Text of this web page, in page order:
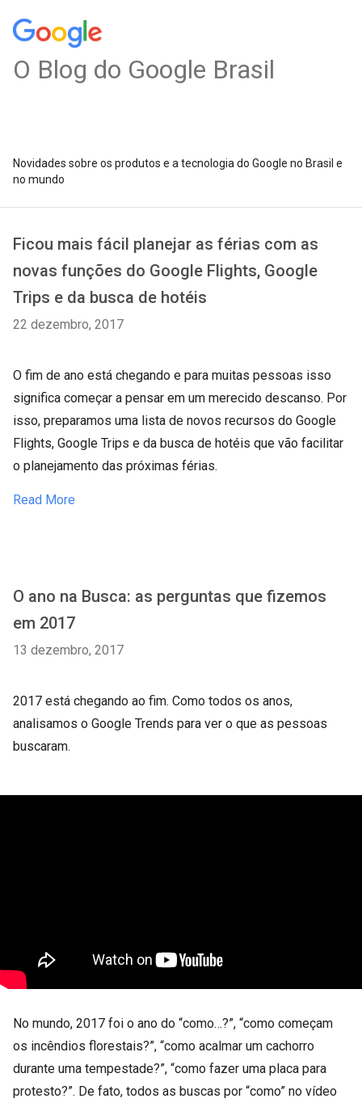
O Blog do Google Brasil
Novidades sobre os produtos e a tecnologia do Google no Brasil e
no mundo
Ficou mais fácil planejar as férias com as
novas funções do Google Flights, Google
Trips e da busca de hotéis
22 dezembro, 2017
O fim de ano está chegando e para muitas pessoas isso
significa começar a pensar em um merecido descanso. Por
isso, preparamos uma lista de novos recursos do Google
Flights, Google Trips e da busca de hotéis que vão facilitar
o planejamento das próximas férias.
Read More
O ano na Busca: as perguntas que fizemos
em 2017
13 dezembro, 2017
2017 está chegando ao fim. Como todos os anos,
analisamos o Google Trends para ver o que as pessoas
buscaram.
No mundo, 2017 foi o ano do “como…?”, “como começam
os incêndios florestais?”, “como acalmar um cachorro
durante uma tempestade?”, “como fazer uma placa para
protesto?”. De fato, todos as buscas por “como” no vídeo